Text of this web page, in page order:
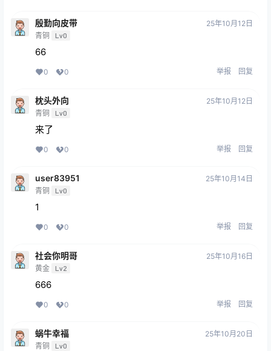
殷勤向皮带
青铜 Lv0
25年10月12日
66
0 0 举报 回复
枕头外向
青铜 Lv0
25年10月12日
来了
0 0 举报 回复
user83951
青铜 Lv0
25年10月14日
1
0 0 举报 回复
社会你明哥
黄金 Lv2
25年10月16日
666
0 0 举报 回复
蜗牛幸福
青铜 Lv0
25年10月20日